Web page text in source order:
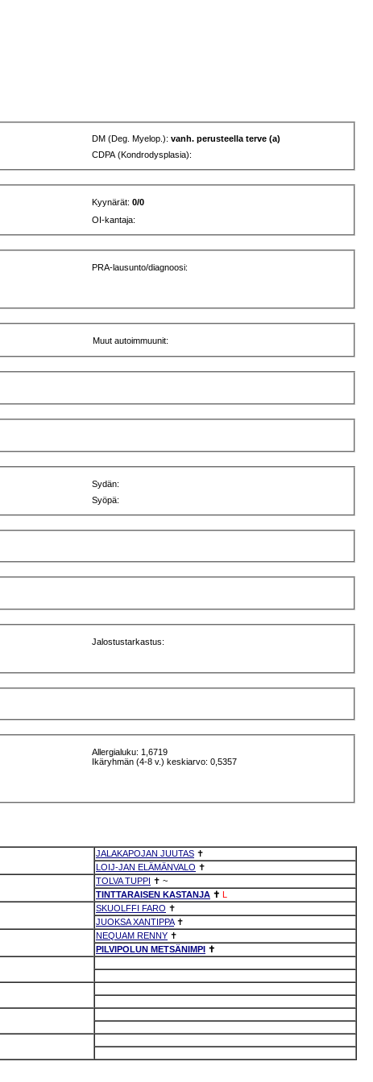
DM (Deg. Myelop.):vanh. perusteella terve (a)
CDPA (Kondrodysplasia):
Kyynärät:0/0
OI-kantaja:
PRA-lausunto/diagnoosi:
Muut autoimmuunit:
Sydän:
Syöpä:
Jalostustarkastus:
Allergialuku: 1,6719
Ikäryhmän (4-8 v.) keskiarvo: 0,5357
JALAKAPOJAN JUUTAS ✝
LOIJ-JAN ELÄMÄNVALO ✝
TOLVA TUPPI ✝ ~
TINTTARAISEN KASTANJA ✝ L
SKUOLFFI FARO ✝
JUOKSA XANTIPPA✝
NEQUAM RENNY ✝
PILVIPOLUN METSÄNIMPI ✝